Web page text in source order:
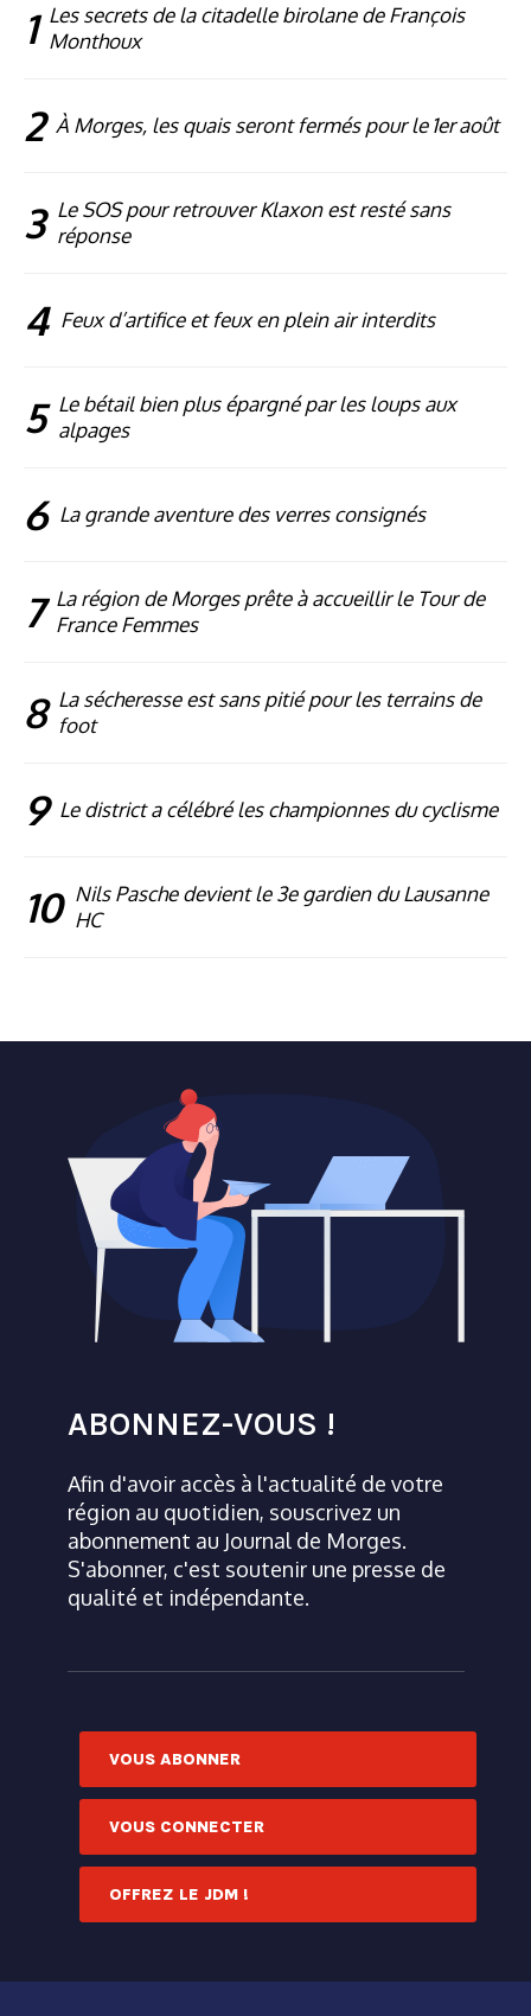
1 Les secrets de la citadelle birolane de François
Monthoux
2 À Morges, les quais seront fermés pour le 1er août
3 Le SOS pour retrouver Klaxon est resté sans
réponse
4 Feux d’artifice et feux en plein air interdits
5 Le bétail bien plus épargné par les loups aux
alpages
6 La grande aventure des verres consignés
7 La région de Morges prête à accueillir le Tour de
France Femmes
8 La sécheresse est sans pitié pour les terrains de
foot
9 Le district a célébré les championnes du cyclisme
10 Nils Pasche devient le 3e gardien du Lausanne
HC
ABONNEZ-VOUS !
Afin d'avoir accès à l'actualité de votre
région au quotidien, souscrivez un
abonnement au Journal de Morges.
S'abonner, c'est soutenir une presse de
qualité et indépendante.
VOUS ABONNER
VOUS CONNECTER
OFFREZ LE JDM !